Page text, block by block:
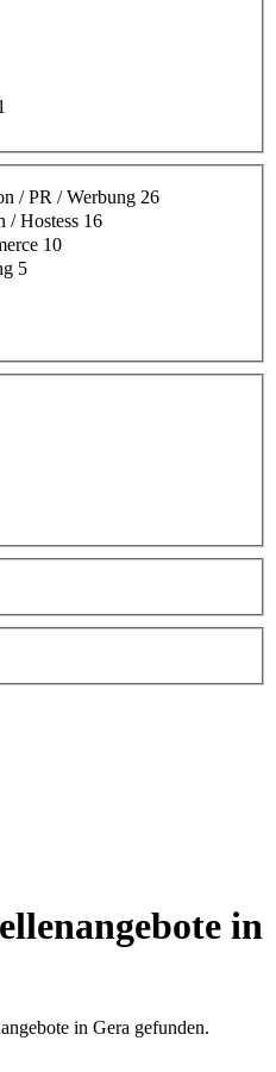
/ PR / Werbung 26
/ Hostess 16
10
5
in
in Gera gefunden.